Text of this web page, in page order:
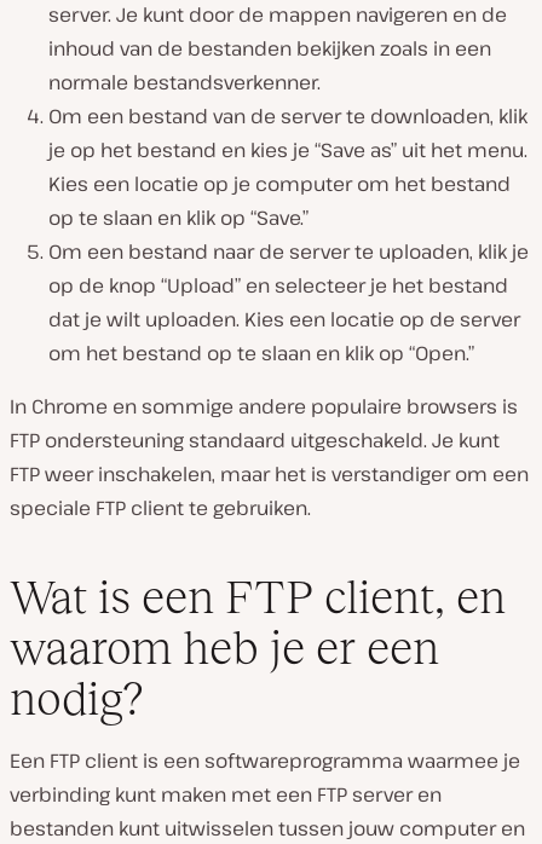
server. Je kunt door de mappen navigeren en de
inhoud van de bestanden bekijken zoals in een
normale bestandsverkenner.
Om een bestand van de server te downloaden, klik
je op het bestand en kies je “Save as” uit het menu.
Kies een locatie op je computer om het bestand
op te slaan en klik op “Save.”
Om een bestand naar de server te uploaden, klik je
op de knop “Upload” en selecteer je het bestand
dat je wilt uploaden. Kies een locatie op de server
om het bestand op te slaan en klik op “Open.”
In Chrome en sommige andere populaire browsers is
FTP ondersteuning standaard uitgeschakeld. Je kunt
FTP weer inschakelen, maar het is verstandiger om een
speciale FTP client te gebruiken.
Wat is een FTP client, en
waarom heb je er een
nodig?
Een FTP client is een softwareprogramma waarmee je
verbinding kunt maken met een FTP server en
bestanden kunt uitwisselen tussen jouw computer en